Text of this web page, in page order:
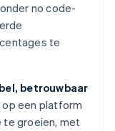
no code-
te
betrouwbaar
een platform
te groeien, met